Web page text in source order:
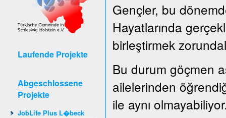
Laufende Projekte
Abgeschlossene
Projekte
JobLife Plus L�beck
Gençler, bu
Hayatlarında
birleştirmek
Bu durum göçmen
ailelerinden
ile aynı